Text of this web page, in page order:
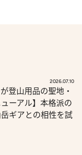
2026.07.10
登山用品の聖地・
ーアル】本格派の
ギアとの相性を試